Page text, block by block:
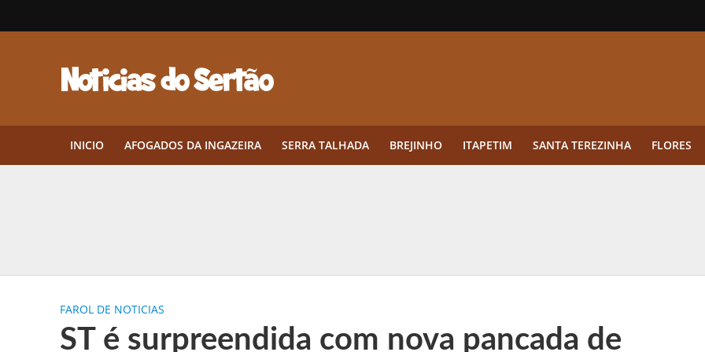
INICIO AFOGADOS DA INGAZEIRA SERRA TALHADA BREJINHO ITAPETIM SANTA TEREZINHA FLORES
Twin lança torneio semanal “Mestres das Rodadas” focado em multiplicadores
FAROL DE NOTICIAS
ST é surpreendida com nova pancada de